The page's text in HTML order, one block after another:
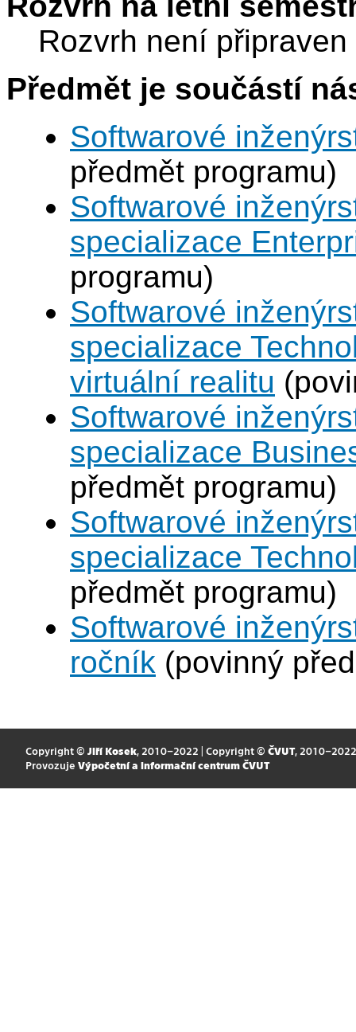
Rozvrh není připraven
Předmět je součástí
Softwarové
předmět programu)
Softwarové
specializace
programu)
Softwarové
specializace
virtuální realitu
Softwarové
specializace
předmět programu)
Softwarové
specializace
předmět programu)
Softwarové
ročník (povinný
Copyright © Jiří Kosek, 2010–2022 | Copyright © ČVUT, 2010–2022
Provozuje Výpočetní a informační centrum ČVUT